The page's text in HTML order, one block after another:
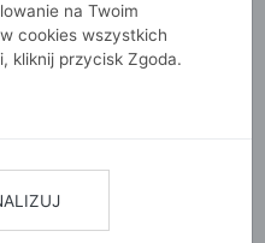
na Twoim
cookies wszystkich
kliknij przycisk Zgoda.